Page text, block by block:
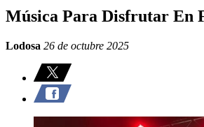
Música Para Disfrutar En
Lodosa 26 de octubre 2025